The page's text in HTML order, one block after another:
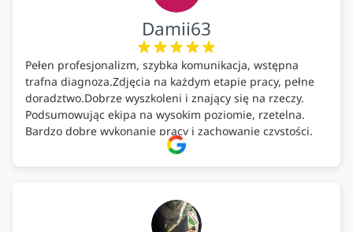
Damii63
Pełen profesjonalizm, szybka komunikacja, wstępna
trafna diagnoza.Zdjęcia na każdym etapie pracy, pełne
doradztwo.Dobrze wyszkoleni i znający się na rzeczy.
Podsumowując ekipa na wysokim poziomie, rzetelna.
Bardzo dobre wykonanie pracy i zachowanie czystości.